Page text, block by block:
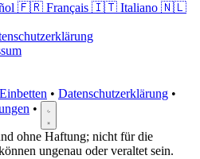
🇫🇷 Français 🇮🇹 Italiano 🇳🇱
Einbetten • Datenschutzerklärung •
•
ohne Haftung; nicht für die
ungenau oder veraltet sein.